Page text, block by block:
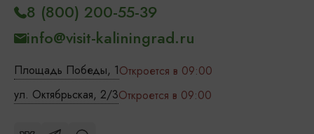
Площадь Победы, 1Откроется в 09:00
ул. Октябрьская, 2/3Откроется в 09:00
8 (800) 200-55-39
info@visit-kaliningrad.ru